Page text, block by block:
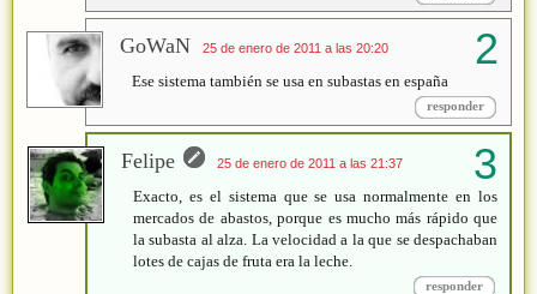
GoWaN 25 de enero de 2011 a las 20:20
Ese sistema también se usa en subastas en españa
responder
Felipe 25 de enero de 2011 a las 21:37
Exacto, es el sistema que se usa normalmente en los
mercados de abastos, porque es mucho más rápido que
la subasta al alza. La velocidad a la que se despachaban
lotes de cajas de fruta era la leche.
responder